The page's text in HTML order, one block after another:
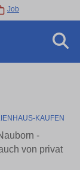
Job
KAUFEN
-
von privat